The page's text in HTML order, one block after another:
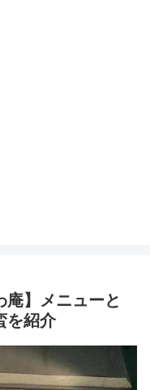
庵】メニューと
を紹介